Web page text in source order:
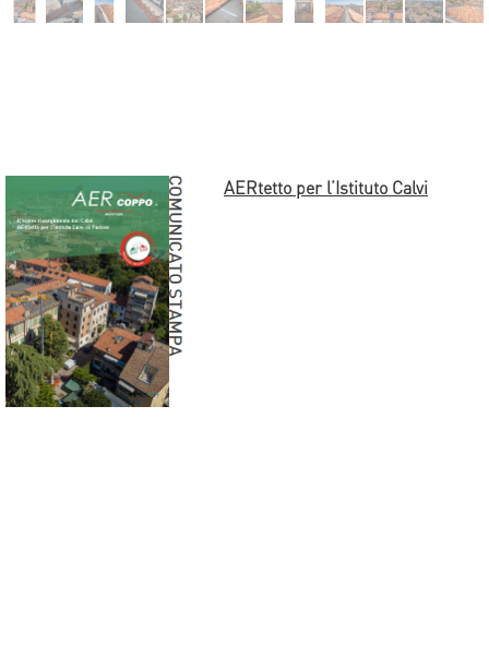
AERtetto per l’Istituto Calvi